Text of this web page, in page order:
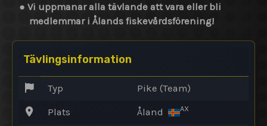
●Vi uppmanar alla tävlande att vara eller bli
medlemmar i Ålands fiskevårdsförening!
Tävlingsinformation
Typ Pike (Team)
Plats Åland AX